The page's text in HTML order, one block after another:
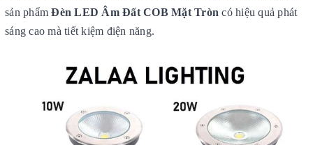
sản phẩm Đèn LED Âm Đất COB Mặt Tròncó hiệu quả phát
sáng cao mà tiết kiệm điện năng.